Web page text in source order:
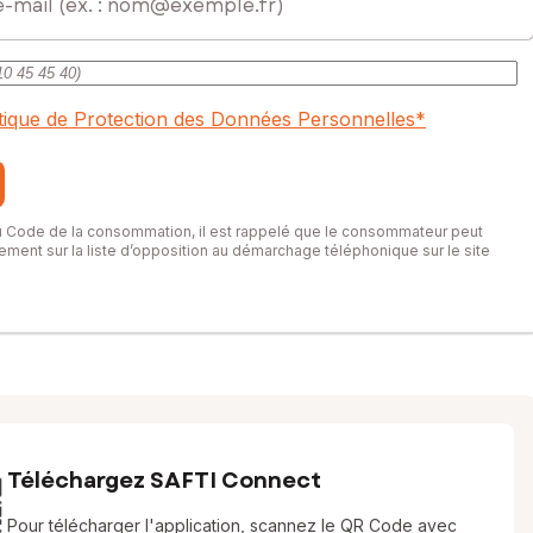
de Protection des Données Personnelles*
Code de la consommation, il est rappelé que le consommateur peut
sur la liste d’opposition au démarchage téléphonique sur le site
Téléchargez SAFTI Connect
Pour télécharger l'application, scannez le QR Code avec